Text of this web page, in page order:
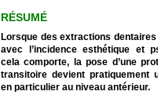
RÉSUMÉ
Lorsque des extractions
avec l’incidence esthétique et
cela comporte, la pose d’une
transitoire devient pratiquement
en particulier au niveau antérieur.